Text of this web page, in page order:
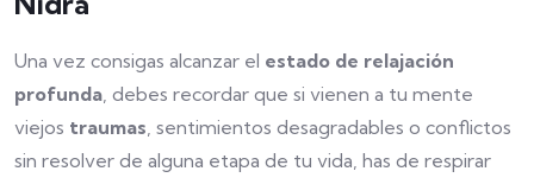
Una vez consigas alcanzar el estado de relajación
profunda, debes recordar que si vienen a tu mente
viejos traumas, sentimientos desagradables o conflictos
sin resolver de alguna etapa de tu vida, has de respirar